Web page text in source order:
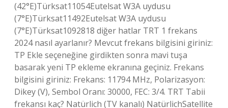
(42°E)Türksat11054Eutelsat W3A uydusu
(7°E)Türksat11492Eutelsat W3A uydusu
(7°E)Türksat1092818 diğer hatlar TRT 1 frekans
2024 nasıl ayarlanır? Mevcut frekans bilgisini giriniz:
TP Ekle seçeneğine girdikten sonra mavi tuşa
basarak yeni TP ekleme ekranına geçiniz. Frekans
bilgisini giriniz: Frekans: 11794 MHz, Polarizasyon:
Dikey (V), Sembol Oranı: 30000, FEC: 3/4. TRT Tabii
frekansı kaç? Natürlich (TV kanalı) NatürlichSatellite